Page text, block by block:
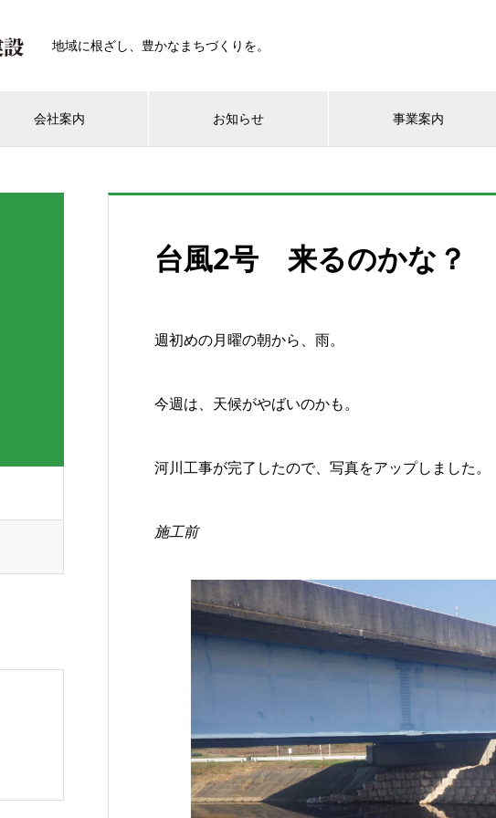
地域に根ざし、豊かなまちづくりを。
会社案内 お知らせ 事業案内
台風2号 来るのかな？
週初めの月曜の朝から、雨。
今週は、天候がやばいのかも。
河川工事が完了したので、写真をアップしました。
施工前